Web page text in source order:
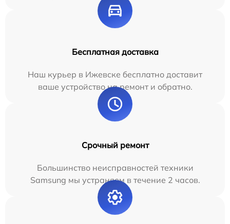
Бесплатная доставка
Наш курьер в Ижевске бесплатно доставит
ваше устройство на ремонт и обратно.
Срочный ремонт
Большинство неисправностей техники
Samsung мы устраняем в течение 2 часов.